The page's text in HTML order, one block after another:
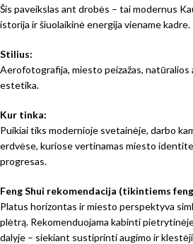
Šis paveikslas ant drobės – tai modernus
istorija ir šiuolaikinė energija viename kadre.
Stilius:
Aerofotografija, miesto peizažas, natūralios
estetika.
Kur tinka:
Puikiai tiks modernioje svetainėje, darbo
erdvėse, kuriose vertinamas miesto
progresas.
Feng Shui rekomendacija (tikintiems
Platus horizontas ir miesto perspektyva
plėtrą. Rekomenduojama kabinti
dalyje – siekiant sustiprinti augimo ir